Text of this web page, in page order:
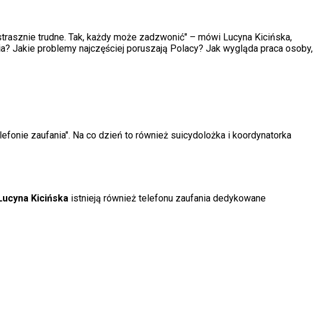
trudne. Tak, każdy może zadzwonić" – mówi Lucyna Kicińska,
Jakie problemy najczęściej poruszają Polacy? Jak wygląda praca osoby,
zaufania". Na co dzień to również suicydolożka i koordynatorka
Kicińska istnieją również telefonu zaufania dedykowane